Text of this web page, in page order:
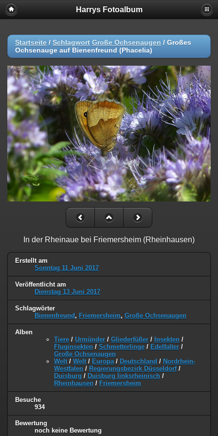
Harrys Fotoalbum
Startseite / Schlagwort Große Ochsenaugen / Großes
Ochsenauge auf Bienenfreund (Phacelia)
In der Rheinaue bei Friemersheim (Rheinhausen)
Erstellt am
Sonntag 11 Juni 2017
Veröffentlicht am
Dienstag 13 Juni 2017
Schlagwörter
Bienenfreund , Friemersheim, Große Ochsenaugen
Alben
Tiere / Urmünder / Gliederfüßer / Insekten /
Fluginsekten / Schmetterlinge / Edelfalter /
Große Ochsenaugen
Welt / Welt / Europa / Deutschland / Nordrhein-
Westfalen / Regierungsbezirk Düsseldorf/
Duisburg / Duisburg linksrheinisch /
Rheinhausen / Friemersheim
Besuche
934
Bewertung
noch keine Bewertung